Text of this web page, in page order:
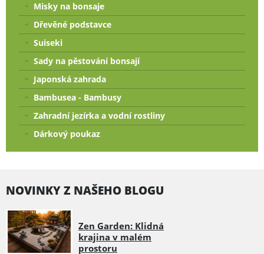
Misky na bonsaje
Dřevěné podstavce
Suiseki
Sady na pěstování bonsají
Japonská zahrada
Bambusea - Bambusy
Zahradní jezírka a vodní rostliny
Dárkový poukaz
NOVINKY Z NAŠEHO BLOGU
Zen Garden: Klidná
krajina v malém
prostoru